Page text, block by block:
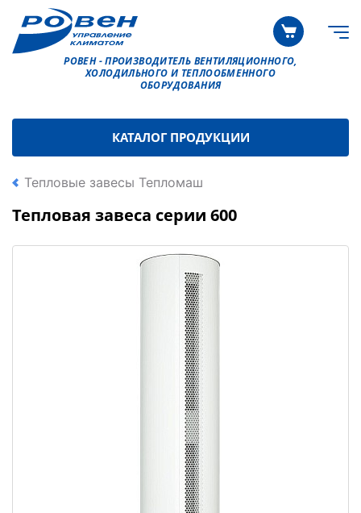
РОВЕН - ПРОИЗВОДИТЕЛЬ ВЕНТИЛЯЦИОННОГО,
ХОЛОДИЛЬНОГО И ТЕПЛООБМЕННОГО
ОБОРУДОВАНИЯ
КАТАЛОГ ПРОДУКЦИИ
Тепловые завесы Тепломаш
Тепловая завеса серии 600